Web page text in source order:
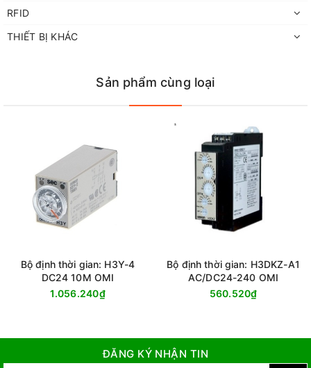
RFID
THIẾT BỊ KHÁC
Sản phẩm cùng loại
Bộ định thời gian: H3Y-4
DC24 10M OMI
1.056.240₫
Bộ định thời gian: H3DKZ-A1
AC/DC24-240 OMI
560.520₫
ĐĂNG KÝ NHẬN TIN